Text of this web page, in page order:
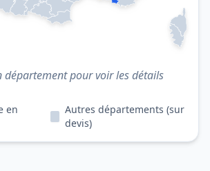
département pour voir les détails
en
Autres départements (sur
devis)